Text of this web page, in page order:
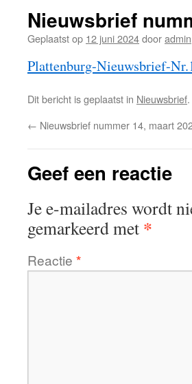
Nieuwsbrief
Geplaatst op 12 juni 2024dooradmin
Plattenburg-Nieuwsbrief-
Dit bericht is geplaatst in Nieuwsbrief
← Nieuwsbrief nummer 14, maart
Geef een reactie
Je e-mailadres wordt
gemarkeerd met *
Reactie *